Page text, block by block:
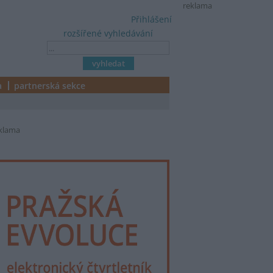
reklama
rozšířené vyhledávání
Přihlášení
partnerská sekce